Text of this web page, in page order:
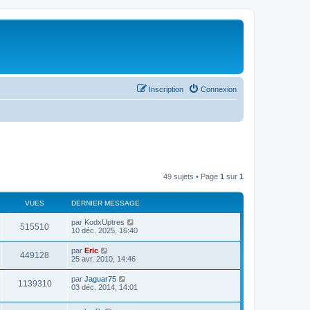
Connexion
Inscription
49 sujets • Page 1 sur 1
VUES DERNIER MESSAGE
515510 par KodxUptres
10 déc. 2025, 16:40
449128 par Eric
25 avr. 2010, 14:46
1139310 par Jaguar75
03 déc. 2014, 14:01